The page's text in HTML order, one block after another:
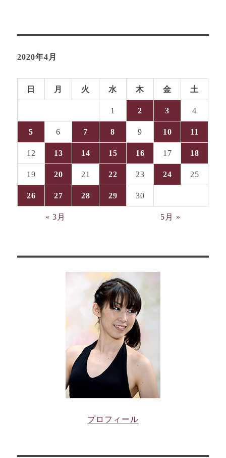
2020年4月
日 月 火 水 木 金 土
1 2 3 4
5 6 7 8 9 10 11
12 13 14 15 16 17 18
19 20 21 22 23 24 25
26 27 28 29 30
« 3月 5月 »
プロフィール